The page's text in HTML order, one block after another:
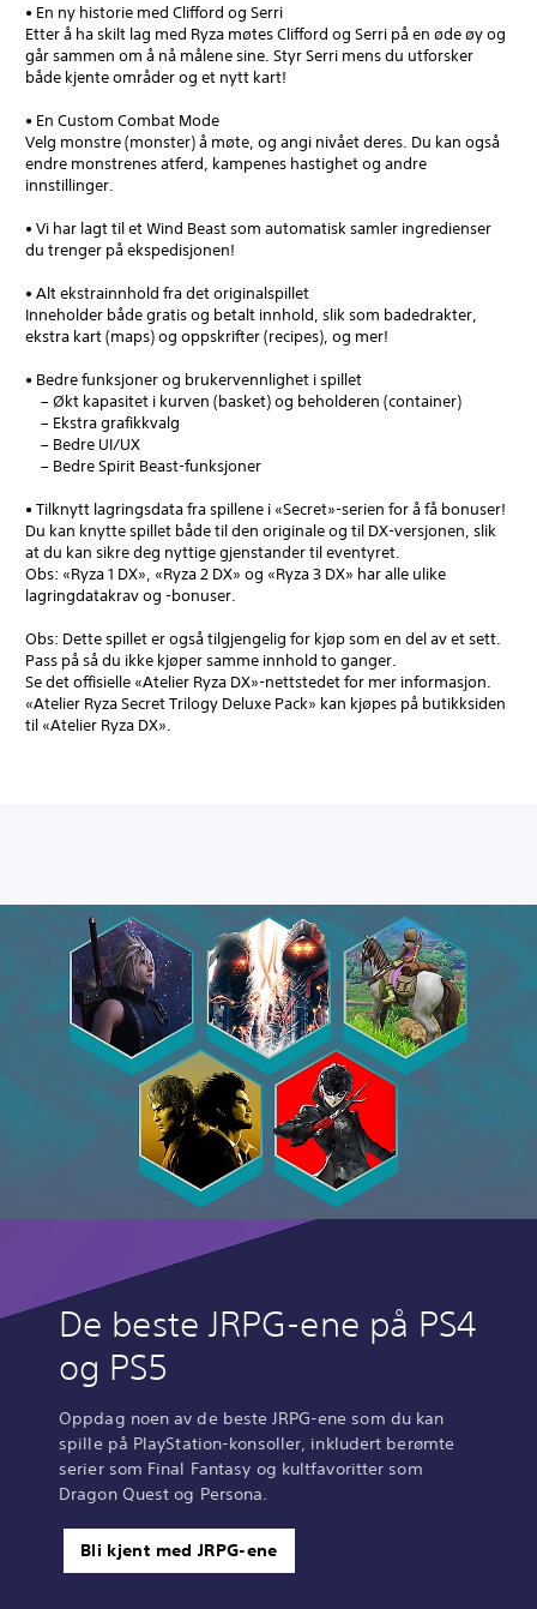
• En ny historie med Clifford og Serri
Etter å ha skilt lag med Ryza møtes Clifford og Serri på en øde øy og
går sammen om å nå målene sine. Styr Serri mens du utforsker
både kjente områder og et nytt kart!
• En Custom Combat Mode
Velg monstre (monster) å møte, og angi nivået deres. Du kan også
endre monstrenes atferd, kampenes hastighet og andre
innstillinger.
• Vi har lagt til et Wind Beast som automatisk samler ingredienser
du trenger på ekspedisjonen!
• Alt ekstrainnhold fra det originalspillet
Inneholder både gratis og betalt innhold, slik som badedrakter,
ekstra kart (maps) og oppskrifter (recipes), og mer!
• Bedre funksjoner og brukervennlighet i spillet
– Økt kapasitet i kurven (basket) og beholderen (container)
– Ekstra grafikkvalg
– Bedre UI/UX
– Bedre Spirit Beast-funksjoner
• Tilknytt lagringsdata fra spillene i «Secret»-serien for å få bonuser!
Du kan knytte spillet både til den originale og til DX-versjonen, slik
at du kan sikre deg nyttige gjenstander til eventyret.
Obs: «Ryza 1 DX», «Ryza 2 DX» og «Ryza 3 DX» har alle ulike
lagringdatakrav og -bonuser.
Obs: Dette spillet er også tilgjengelig for kjøp som en del av et sett.
Pass på så du ikke kjøper samme innhold to ganger.
Se det offisielle «Atelier Ryza DX»-nettstedet for mer informasjon.
«Atelier Ryza Secret Trilogy Deluxe Pack» kan kjøpes på butikksiden
til «Atelier Ryza DX».
De beste JRPG-ene på PS4
og PS5
Oppdag noen av de beste JRPG-ene som du kan
spille på PlayStation-konsoller, inkludert berømte
serier som Final Fantasy og kultfavoritter som
Dragon Quest og Persona.
Bli kjent med JRPG-ene